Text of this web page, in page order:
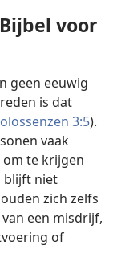
voor
geen eeuwig
is dat
3:5).
vaak
om te krijgen
blijft niet
zich zelfs
een misdrijf,
of